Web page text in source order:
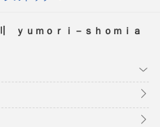
ｕｍｏｒｉ－ｓｈｏｍｉａ